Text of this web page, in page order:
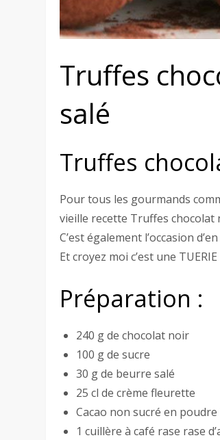
Truffes
salé
Truffes
Pour tous les gourmands
vieille recette Truffes chocolat
C’est également l’occasion
Et croyez moi c’est une TUERIE
Préparation :
240 g de chocolat noir
100 g de sucre
30 g de beurre salé
25 cl de crème fleurette
Cacao non sucré en
1 cuillère à café rase rase